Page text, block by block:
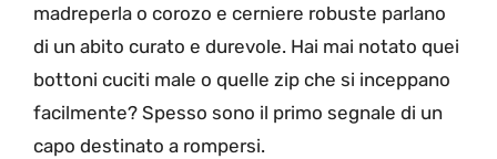
madreperla o corozo e cerniere robuste parlano
di un abito curato e durevole. Hai mai notato quei
bottoni cuciti male o quelle zip che si inceppano
facilmente? Spesso sono il primo segnale di un
capo destinato a rompersi.